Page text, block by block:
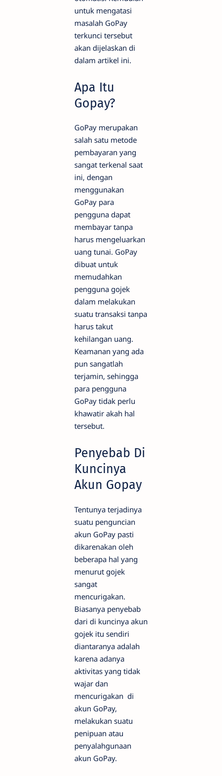
untuk mengatasi
masalah GoPay
terkunci tersebut
akan dijelaskan di
dalam artikel ini.
Apa Itu
Gopay?
GoPay merupakan
salah satu metode
pembayaran yang
sangat terkenal saat
ini, dengan
menggunakan
GoPay para
pengguna dapat
membayar tanpa
harus mengeluarkan
uang tunai. GoPay
dibuat untuk
memudahkan
pengguna gojek
dalam melakukan
suatu transaksi tanpa
harus takut
kehilangan uang.
Keamanan yang ada
pun sangatlah
terjamin, sehingga
para pengguna
GoPay tidak perlu
khawatir akah hal
tersebut.
Penyebab Di
Kuncinya
Akun Gopay
Tentunya terjadinya
suatu penguncian
akun GoPay pasti
dikarenakan oleh
beberapa hal yang
menurut gojek
sangat
mencurigakan.
Biasanya penyebab
dari di kuncinya akun
gojek itu sendiri
diantaranya adalah
karena adanya
aktivitas yang tidak
wajar dan
mencurigakan di
akun GoPay,
melakukan suatu
penipuan atau
penyalahgunaan
akun GoPay.